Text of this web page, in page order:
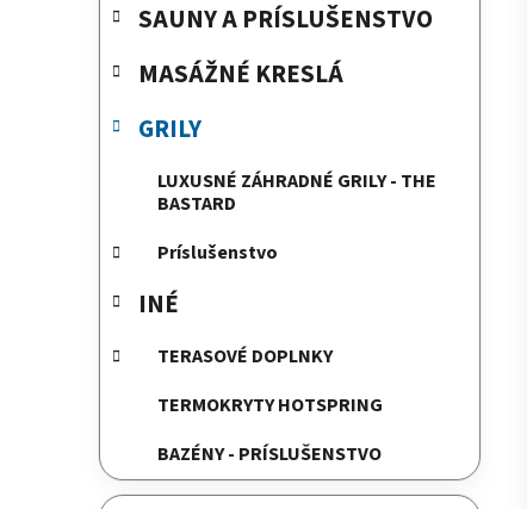
n
e
e
SAUNY A PRÍSLUŠENSTVO
MASÁŽNÉ KRESLÁ
GRILY
LUXUSNÉ ZÁHRADNÉ GRILY - THE
BASTARD
Príslušenstvo
INÉ
TERASOVÉ DOPLNKY
TERMOKRYTY HOTSPRING
BAZÉNY - PRÍSLUŠENSTVO